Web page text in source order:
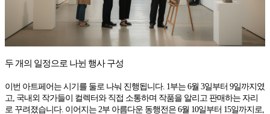
두 개의 일정으로 나뉜 행사 구성
이번 아트페어는 시기를 둘로 나눠 진행됩니다. 1부는 6월 3일부터 9일까지였
고, 국내외 작가들이 컬렉터와 직접 소통하며 작품을 알리고 판매하는 자리
로 꾸려졌습니다. 이어지는 2부 아름다운 동행전은 6월 10일부터 15일까지로,